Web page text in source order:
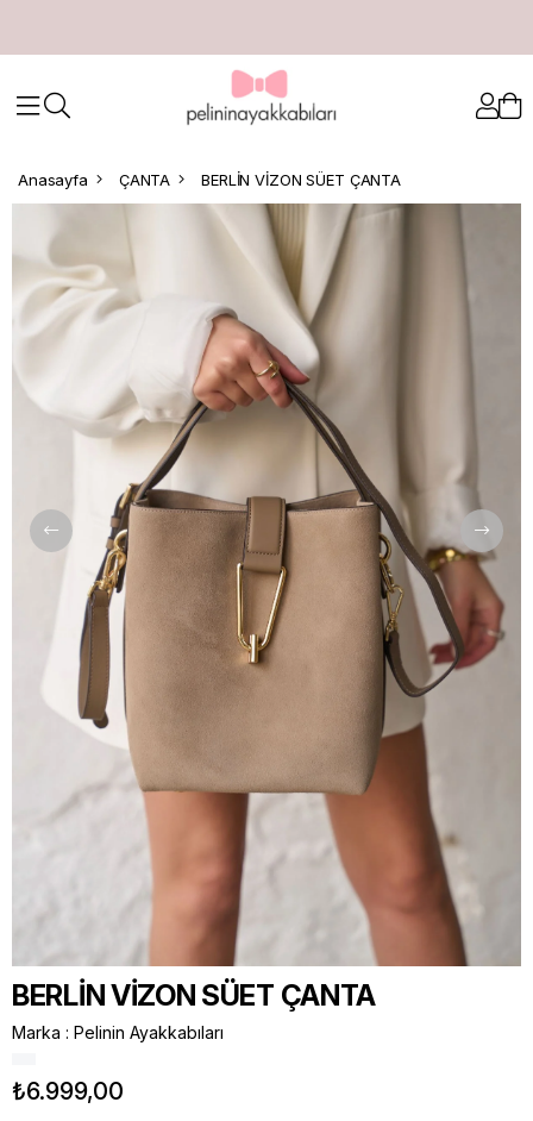
Anasayfa ÇANTA BERLİN VİZON SÜET ÇANTA
BERLİN VİZON SÜET ÇANTA
Marka : Pelinin Ayakkabıları
₺6.999,00